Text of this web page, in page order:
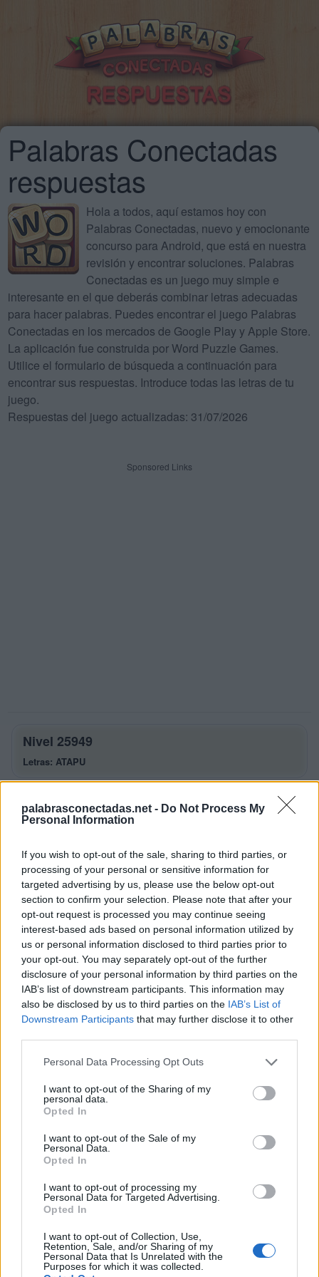
palabrasconectadas.net - Do Not Process My
Personal Information
If you wish to opt-out of the sale, sharing to third parties, or
processing of your personal or sensitive information for
targeted advertising by us, please use the below opt-out
section to confirm your selection. Please note that after your
opt-out request is processed you may continue seeing
interest-based ads based on personal information utilized by
us or personal information disclosed to third parties prior to
your opt-out. You may separately opt-out of the further
disclosure of your personal information by third parties on the
IAB’s list of downstream participants. This information may
also be disclosed by us to third parties on the IAB’s List of
Downstream Participants that may further disclose it to other
Personal Data Processing Opt Outs
I want to opt-out of the Sharing of my
personal data.
Opted In
I want to opt-out of the Sale of my
Personal Data.
Opted In
I want to opt-out of processing my
Personal Data for Targeted Advertising.
Opted In
I want to opt-out of Collection, Use,
Retention, Sale, and/or Sharing of my
Personal Data that Is Unrelated with the
Purposes for which it was collected.
Palabras Conectadas
respuestas
Hola a todos, aquí estamos hoy con
Palabras Conectadas, nuevo y emocionante
concurso para Android, que está en nuestra
revisión y encontrar soluciones. Palabras
Conectadas es un juego muy simple e
interesante en el que deberás combinar letras adecuadas
para hacer palabras. Puedes encontrar el juego Palabras
Conectadas en los mercados de Google Play y Apple Store.
La aplicación fue construida por Word Puzzle Games.
Utilice el formulario de búsqueda a continuación para
encontrar sus respuestas. Introduce todas las letras de tu
juego.
Respuestas del juego actualizadas: 31/07/2026
Sponsored Links
Nivel 25949
Letras: ATAPU
Palabras Conectadas Nivel 25949
respuestas
A
T
A
P
A T
A
T
A P
A
P
A U T
A
Palabras extra:
A
P T A
RESPUESTAS
Por favor seleccione los niveles:
Palabras Conectadas Respuesta de nivel 25944
Palabras Conectadas Respuesta de nivel 25945
Palabras Conectadas Respuesta de nivel 25946
Palabras Conectadas Respuesta de nivel 25947
Palabras Conectadas Respuesta de nivel 25949
Palabras Conectadas Respuesta de nivel 25950